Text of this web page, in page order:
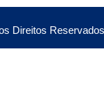
Direitos Reservados